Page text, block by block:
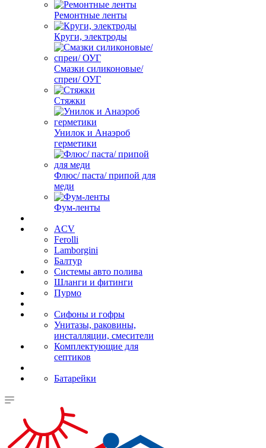
Ремонтные ленты
Круги, электроды
Смазки силиконовые/
спреи/ ОУГ
Стяжки
Унилок и Анаэроб
герметики
Флюс/ паста/ припой для
меди
Фум-ленты
ACV
Ferolli
Lamborgini
Балтур
Системы авто полива
Шланги и фитинги
Пурмо
Сифоны и гофры
Унитазы, раковины,
инсталляции, смесители
Комплектующие для
септиков
Батарейки